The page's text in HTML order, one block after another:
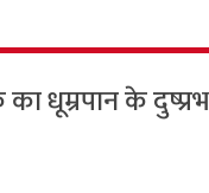
धूम्रपान के